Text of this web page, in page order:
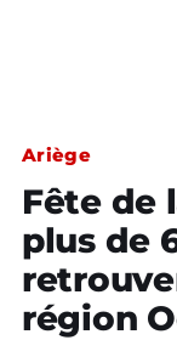
Ariège
Fête de
plus de
région